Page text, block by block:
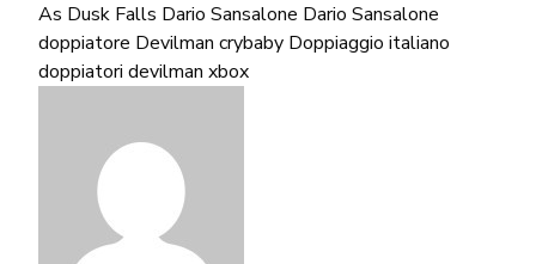
As Dusk Falls Dario Sansalone Dario Sansalone
doppiatore Devilman crybaby Doppiaggio italiano
doppiatori devilman xbox